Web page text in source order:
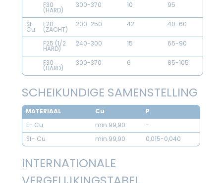
F30
(HARD)
300-370 10 95
Sf-
Cu
F20
(ZACHT)
200-250 42 40-60
F25 (1/2
HARD)
240-300 15 65-90
F30
(HARD)
300-370 6 85-105
SCHEIKUNDIGE SAMENSTELLING
MATERIAAL Cu
P
E- Cu
min.99,90
-
Sf- Cu
min.99,90 0,015-0,040
INTERNATIONALE